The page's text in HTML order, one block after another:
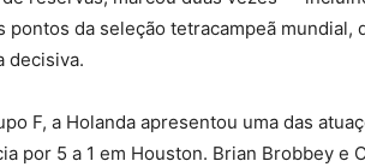
pontos da seleção tetracampeã mundial,
decisiva.
F, a Holanda apresentou uma das
por 5 a 1 em Houston. Brian Brobbey e